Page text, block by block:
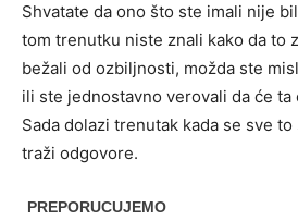
Shvatate da ono što ste imali nije
tom trenutku niste znali kako da to
bežali od ozbiljnosti, možda ste
ili ste jednostavno verovali da će ta
Sada dolazi trenutak kada se sve to
traži odgovore.